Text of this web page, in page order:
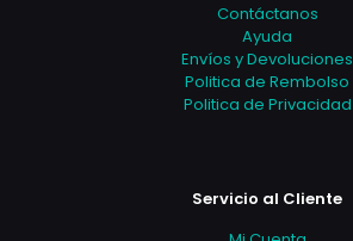
Contáctanos
Ayuda
Envíos y Devoluciones
Politica de Rembolso
Politica de Privacidad
Servicio al Cliente